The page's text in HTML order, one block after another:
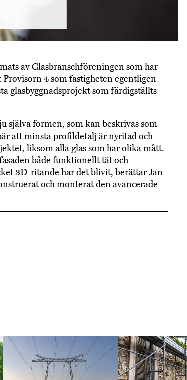
av Glasbranschföreningen som har
4 som fastigheten egentligen
glasbyggnadsprojekt som färdigställts
själva formen, som kan beskrivas som
att minsta profildetalj är nyritad och
liksom alla glas som har olika mått.
både funktionellt tät och
3D-ritande har det blivit, berättar Jan
och monterat den avancerade